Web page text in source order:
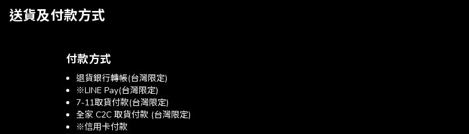
送貨及付款方式
付款方式
退貨銀行轉帳(台灣限定)
※LINE Pay(台灣限定)
7-11取貨付款(台灣限定)
全家 C2C 取貨付款 (台灣限定)
※信用卡付款